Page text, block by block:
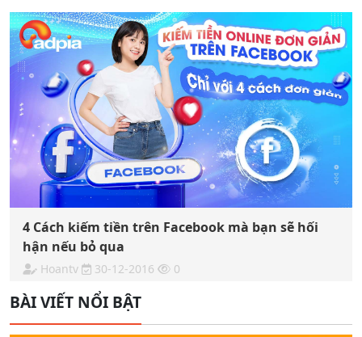
4 Cách kiếm tiền trên Facebook mà bạn sẽ hối
hận nếu bỏ qua
Hoantv 30-12-2016 0
BÀI VIẾT NỔI BẬT